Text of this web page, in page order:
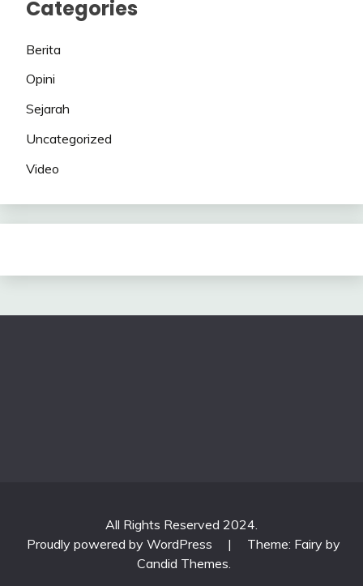
Categories
Berita
Opini
Sejarah
Uncategorized
Video
All Rights Reserved 2024.
Proudly powered by WordPress
|
Theme: Fairy by
Candid Themes.